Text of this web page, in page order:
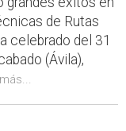
de Rutas
celebrado del 31
(Ávila),